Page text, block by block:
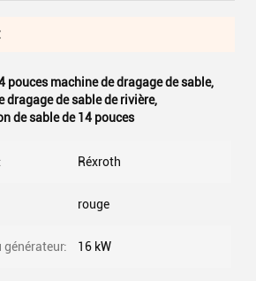
pouces machine de dragage de sable,
dragage de sable de rivière,
de sable de 14 pouces
Réxroth
rouge
générateur: 16 kW